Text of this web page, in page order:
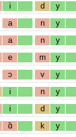
i d y
a n y
a n y
e m y
ɔ v y
i n y
i d y
ɑ̃ k y